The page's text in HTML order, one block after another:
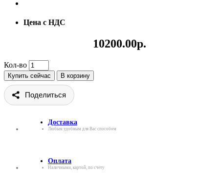
Цена с НДС
10200.00р.
Кол-во
Купить сейчас В корзину
Поделиться
Доставка
Любым удобным для Вас способом
Оплата
Наличными, картой, по счету